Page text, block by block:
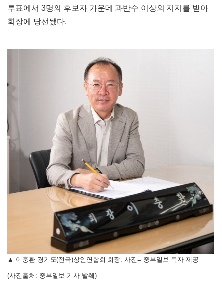
투표에서 3명의 후보자 가운데 과반수 이상의 지지를 받아
회장에 당선됐다.
▲ 이충환 경기도(전국)상인연합회 회장. 사진= 중부일보 독자 제공
(사진출처: 중부일보 기사 발췌)